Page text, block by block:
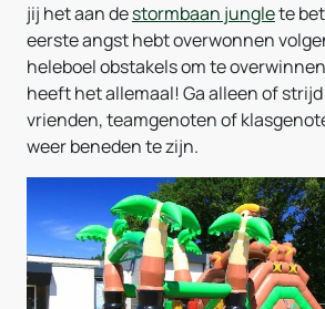
jij het aan destormbaan junglete
eerste angst hebt overwonnen
heleboel obstakels om te
heeft het allemaal! Ga alleen of
vrienden, teamgenoten of
weer beneden te zijn.